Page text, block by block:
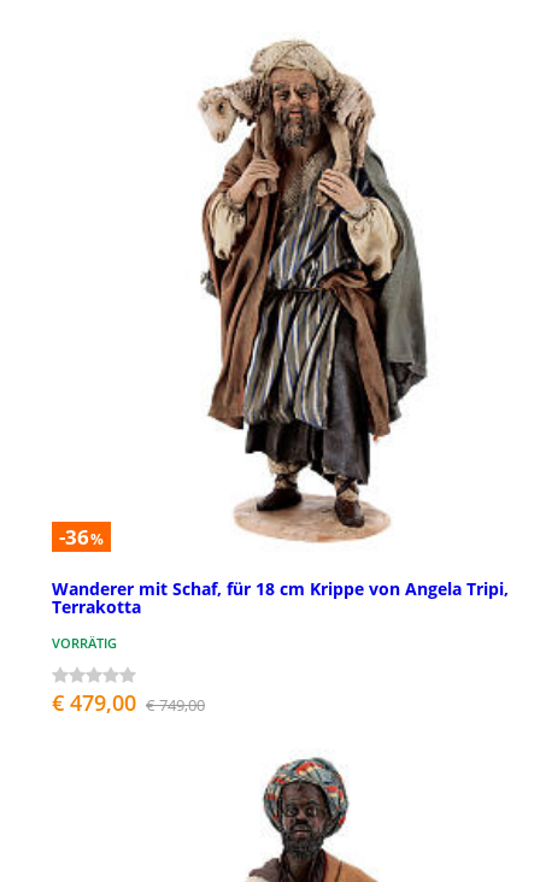
-36%
Wanderer mit Schaf, für 18 cm Krippe von Angela Tripi,
Terrakotta
VORRÄTIG
€ 479,00 € 749,00